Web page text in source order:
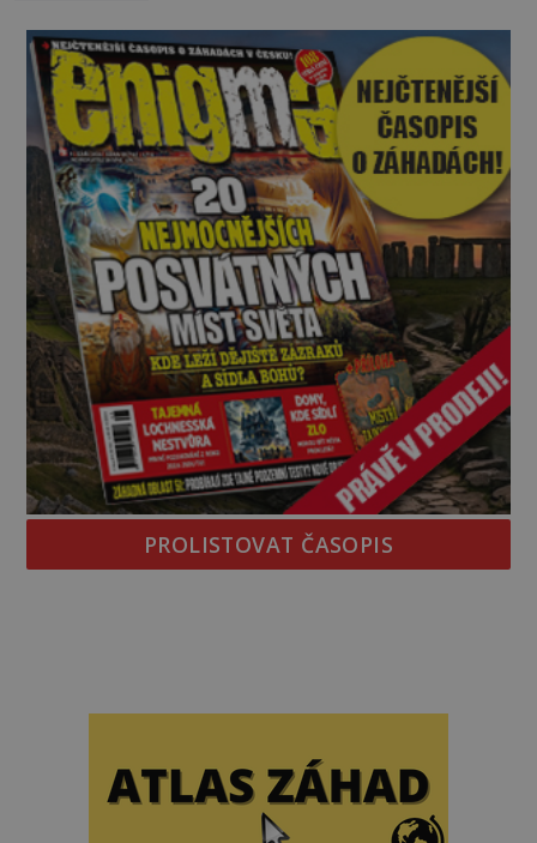
starožitností neobyčejný nález. Archeologové v
nově odkryté nekropoli v oblasti Tuna al-Geb
PROLISTOVAT ČASOPIS